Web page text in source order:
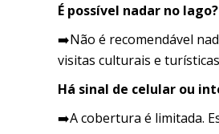
É possível nadar no lago?
➡️Não é recomendável
visitas culturais e
Há sinal de celular ou
➡️A cobertura é limitada.